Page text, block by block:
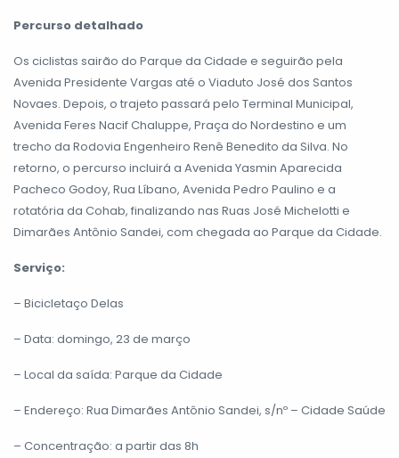
Percurso detalhado
Os ciclistas sairão do Parque da Cidade e seguirão pela
Avenida Presidente Vargas até o Viaduto José dos Santos
Novaes. Depois, o trajeto passará pelo Terminal Municipal,
Avenida Feres Nacif Chaluppe, Praça do Nordestino e um
trecho da Rodovia Engenheiro Renê Benedito da Silva. No
retorno, o percurso incluirá a Avenida Yasmin Aparecida
Pacheco Godoy, Rua Líbano, Avenida Pedro Paulino e a
rotatória da Cohab, finalizando nas Ruas José Michelotti e
Dimarães Antônio Sandei, com chegada ao Parque da Cidade.
Serviço:
– Bicicletaço Delas
– Data: domingo, 23 de março
– Local da saída: Parque da Cidade
– Endereço: Rua Dimarães Antônio Sandei, s/nº – Cidade Saúde
– Concentração: a partir das 8h